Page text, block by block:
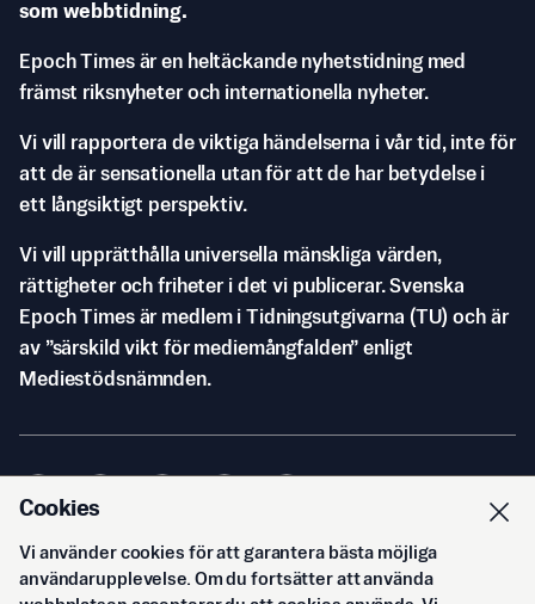
som webbtidning.
Epoch Times är en heltäckande nyhetstidning med
främst riksnyheter och internationella nyheter.
Vi vill rapportera de viktiga händelserna i vår tid, inte för
att de är sensationella utan för att de har betydelse i
ett långsiktigt perspektiv.
Vi vill upprätthålla universella mänskliga värden,
rättigheter och friheter i det vi publicerar. Svenska
Epoch Times är medlem i Tidningsutgivarna (TU) och är
av ”särskild vikt för mediemångfalden” enligt
Mediestödsnämnden.
© Svenska Epoch Times AB2026
Cookies
Vi använder cookies för att garantera bästa möjliga
användarupplevelse. Om du fortsätter att använda